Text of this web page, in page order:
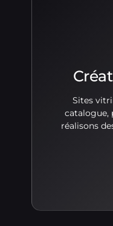
Sites
catalogue,
réalisons